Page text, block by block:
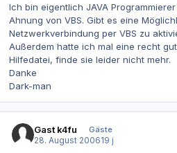
Ich bin eigentlich JAVA
Ahnung von VBS. Gibt es eine
Netzwerkverbindung per VBS zu
Außerdem hatte ich mal eine recht
Hilfedatei, finde sie leider nicht mehr.
Danke
Dark-man
Gast k4fu
Gäste
28. August 200619 j